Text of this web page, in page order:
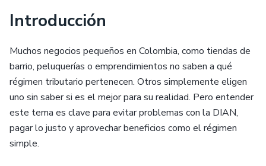
Introducción
Muchos negocios pequeños en Colombia, como tiendas de
barrio, peluquerías o emprendimientos no saben a qué
régimen tributario pertenecen. Otros simplemente eligen
uno sin saber si es el mejor para su realidad. Pero entender
este tema es clave para evitar problemas con la DIAN,
pagar lo justo y aprovechar beneficios como el régimen
simple.